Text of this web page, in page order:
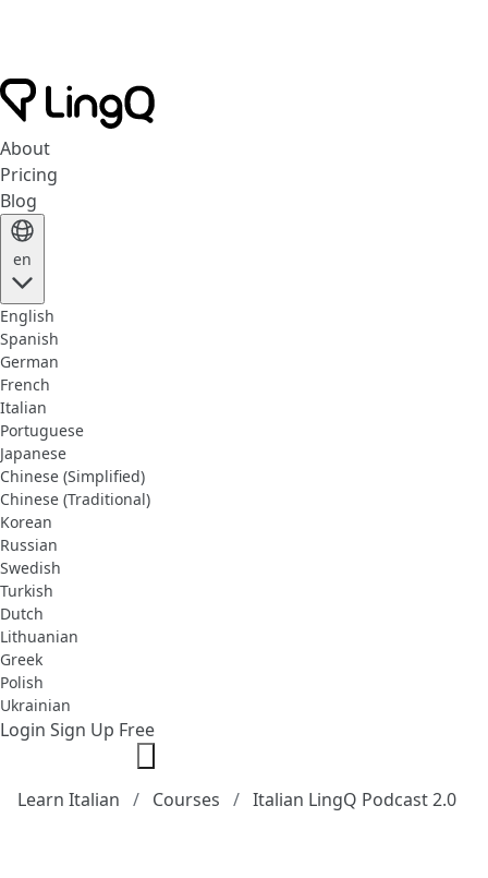
About
Pricing
Blog
en
English
Spanish
German
French
Italian
Portuguese
Japanese
Chinese (Simplified)
Chinese (Traditional)
Korean
Russian
Swedish
Turkish
Dutch
Lithuanian
Greek
Polish
Ukrainian
Login Sign Up Free
Learn Italian Courses Italian LingQ Podcast 2.0